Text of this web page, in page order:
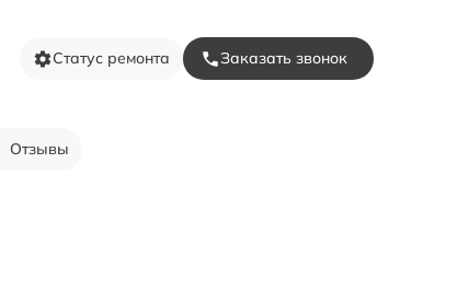
Статус ремонта Заказать звонок
Отзывы